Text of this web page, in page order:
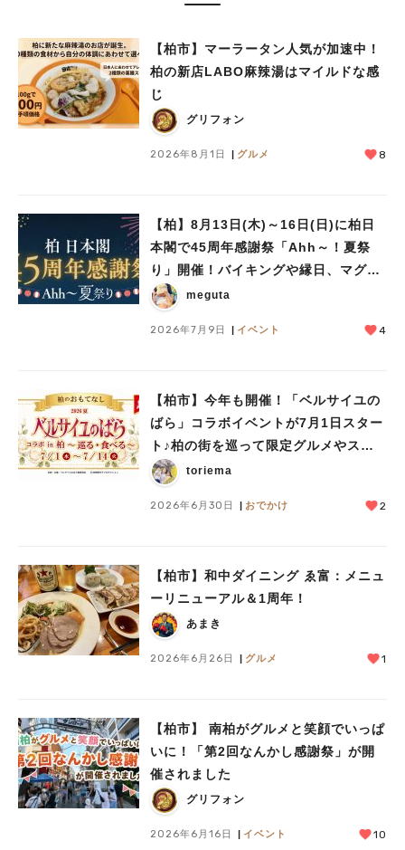
【柏市】マーラータン人気が加速中！
柏の新店LABO麻辣湯はマイルドな感
じ
グリフォン
2026年8月1日 グルメ 8
【柏】8月13日(木)～16日(日)に柏日
本閣で45周年感謝祭「Ahh～！夏祭
り」開催！バイキングや縁日、マグロ
の解体ショーも♪
meguta
2026年7月9日 イベント 4
【柏市】今年も開催！「ベルサイユの
ばら」コラボイベントが7月1日スター
ト♪柏の街を巡って限定グルメやスイ
ーツを楽しもう
toriema
2026年6月30日 おでかけ 2
【柏市】和中ダイニング ゑ富：メニュ
ーリニューアル＆1周年！
あまき
2026年6月26日 グルメ 1
【柏市】 南柏がグルメと笑顔でいっぱ
いに！「第2回なんかし感謝祭」が開
催されました
グリフォン
2026年6月16日 イベント 10
#教えたい/こんなの見つけた